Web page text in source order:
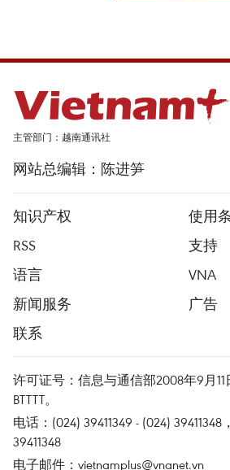
主管部门：越南通讯社
网站总编辑：陈进笋
知识产权
使用
RSS
支持
语言
VNA
新闻服务
广告
联系
许可证号：信息与通信部2008年9月11
BTTTT。
电话：(024) 39411349 - (024)
39411348
电子邮件： vietnamplus@vnanet.vn